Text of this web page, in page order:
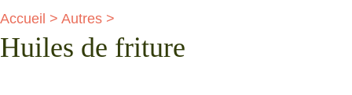
Accueil > Autres >
Huiles de friture